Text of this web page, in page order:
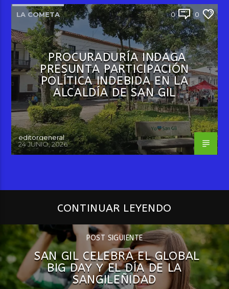
LA COMETA 0 0
PROCURADURÍA INDAGA
PRESUNTA PARTICIPACIÓN
POLÍTICA INDEBIDA EN LA
ALCALDÍA DE SAN GIL
editorgeneral
24 JUNIO, 2026
CONTINUAR LEYENDO
POST SIGUIENTE
SAN GIL CELEBRA EL GLOBAL
BIG DAY Y EL DÍA DE LA
SANGILEÑIDAD